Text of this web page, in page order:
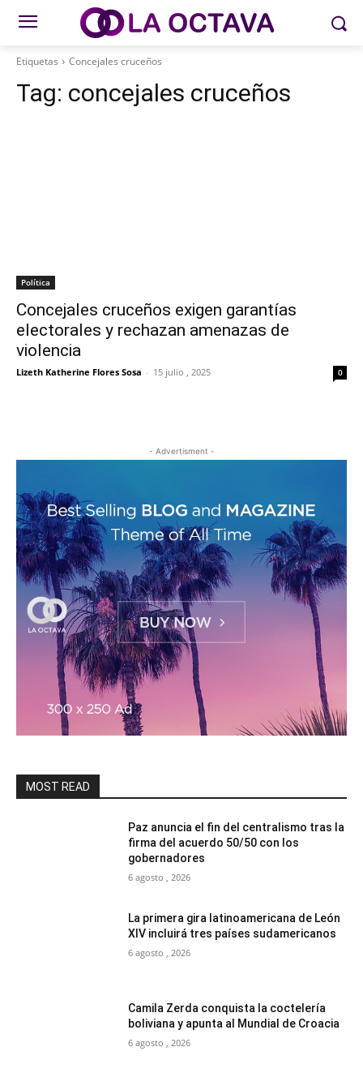
Etiquetas Concejales cruceños
Tag: concejales cruceños
Política
Concejales cruceños exigen garantías
electorales y rechazan amenazas de
violencia
Lizeth Katherine Flores Sosa - 15 julio , 2025 0
- Advertisment -
MOST READ
Paz anuncia el fin del centralismo tras la
firma del acuerdo 50/50 con los
gobernadores
6 agosto , 2026
La primera gira latinoamericana de León
XIV incluirá tres países sudamericanos
6 agosto , 2026
Camila Zerda conquista la coctelería
boliviana y apunta al Mundial de Croacia
6 agosto , 2026